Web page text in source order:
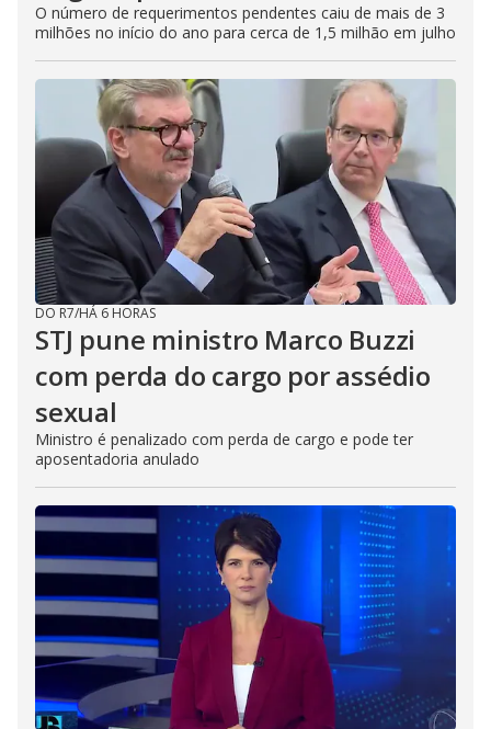
O número de requerimentos pendentes caiu de mais de 3
milhões no início do ano para cerca de 1,5 milhão em julho
DO R7/HÁ 6 HORAS
STJ pune ministro Marco Buzzi
com perda do cargo por assédio
sexual
Ministro é penalizado com perda de cargo e pode ter
aposentadoria anulado